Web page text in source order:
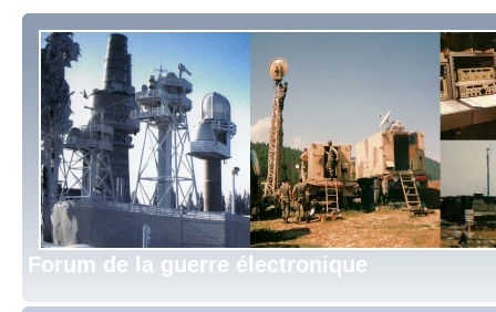
Forum de la guerre électronique